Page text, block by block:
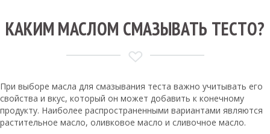
КАКИМ МАСЛОМ СМАЗЫВАТЬ ТЕСТО?
При выборе масла для смазывания теста важно учитывать его
свойства и вкус, который он может добавить к конечному
продукту. Наиболее распространенными вариантами являются
растительное масло, оливковое масло и сливочное масло.